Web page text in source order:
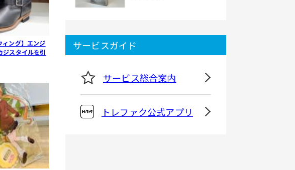
ィング】エンジ
ジスタイルを引
サービスガイド
サービス総合案内
トレファク公式アプリ